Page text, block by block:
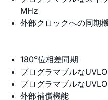
MHz
外部クロックへの同期
180°位相差同期
プログラマブルなUVLO
プログラマブルなUVLO
外部補償機能